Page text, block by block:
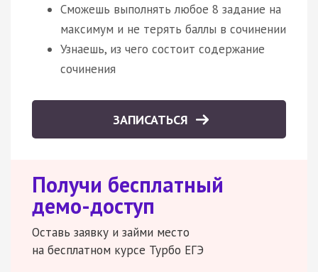
Сможешь выполнять любое 8 задание на
максимум и не терять баллы в сочинении
Узнаешь, из чего состоит содержание
сочинения
ЗАПИСАТЬСЯ
Получи бесплатный
демо-доступ
Оставь заявку и займи место
на бесплатном курсе Турбо ЕГЭ